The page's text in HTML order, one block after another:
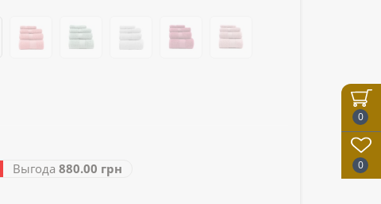
0
0
Выгода 880.00 грн